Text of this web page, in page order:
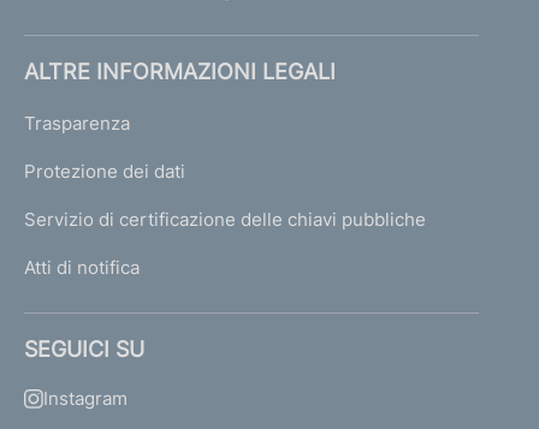
ALTRE INFORMAZIONI LEGALI
Trasparenza
Protezione dei dati
Servizio di certificazione delle chiavi pubbliche
Atti di notifica
SEGUICI SU
Instagram